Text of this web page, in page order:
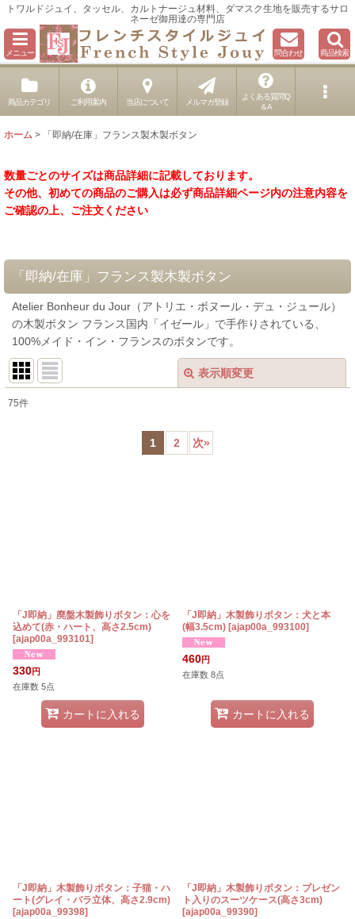
トワルドジュイ、タッセル、カルトナージュ材料、ダマスク生地を販売するサロ
ネーゼ御用達の専門店
メニュー 問合わせ 商品検索
商品カテゴリ ご利用案内 当店について メルマガ登録
よくある質問Q
＆A
ホーム > 「即納/在庫」フランス製木製ボタン
数量ごとのサイズは商品詳細に記載しております。
その他、初めての商品のご購入は必ず商品詳細ページ内の注意内容を
ご確認の上、ご注文ください
「即納/在庫」フランス製木製ボタン
Atelier Bonheur du Jour（アトリエ・ボヌール・デュ・ジュール）
の木製ボタン フランス国内「イゼール」で手作りされている、
100%メイド・イン・フランスのボタンです。
表示順変更
75件
1 2 次»
「J即納」廃盤木製飾りボタン：心を
込めて(赤・ハート、高さ2.5cm)
[ajap00a_993101]
330円
在庫数 5点
カートに入れる
「J即納」木製飾りボタン：犬と本
(幅3.5cm) [ajap00a_993100]
460円
在庫数 8点
カートに入れる
「J即納」木製飾りボタン：子猫・ハ
ート(グレイ・バラ立体、高さ2.9cm)
[ajap00a_99398]
「J即納」木製飾りボタン：プレゼン
ト入りのスーツケース(高さ3cm)
[ajap00a_99390]